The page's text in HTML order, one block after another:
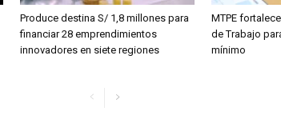
Produce destina S/ 1,8 millones para
financiar 28 emprendimientos
innovadores en siete regiones
MTPE
de Trabajo
mínimo